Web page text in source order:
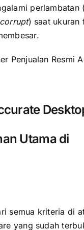
perlambatan (
corrupt) saat ukuran
Penjualan Resmi
Utama di
semua kriteria di
yang sudah